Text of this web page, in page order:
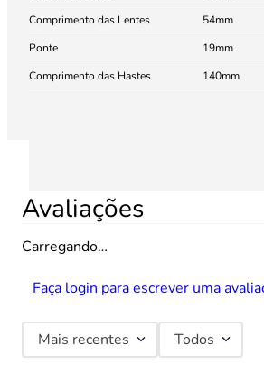
Comprimento das Lentes
54
Ponte
19
Comprimento das Hastes
140
Avaliações
Carregando…
Faça login para escrever uma
Mais recentes Todos